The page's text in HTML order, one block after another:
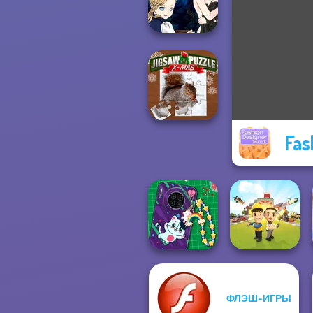
Fashion Rival...
Manga Creator
Vampire Hunter
P...
XMas
DIY Phone Case
Shop
ФЛЭШ-ИГРЫ